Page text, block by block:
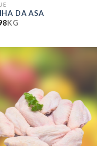
DA ASA
KG
ADICIONAR
A LISTA DE
COMPRAS